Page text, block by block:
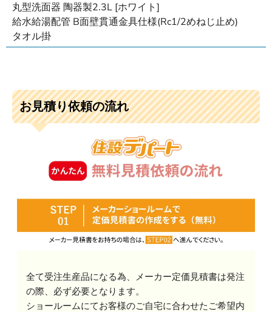
丸型洗面器 陶器製2.3L [ホワイト]
給水給湯配管 B面壁貫通金具仕様(Rc1/2めねじ止め)
タオル掛
お見積り依頼の流れ
全て受注生産品になる為、メーカー定価見積書は発注
の際、必ず必要となります。
ショールームにてお客様のご自宅に合わせたご希望内